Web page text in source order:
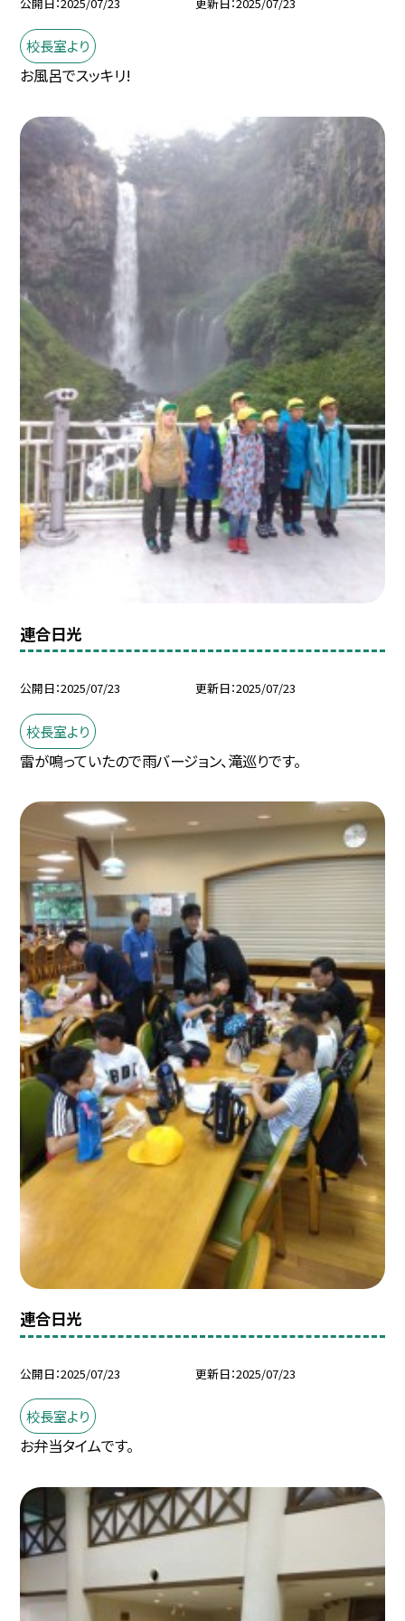
校長室より
お風呂でスッキリ!
連合日光
公開日 2025/07/23 更新日 2025/07/23
校長室より
雷が鳴っていたので雨バージョン、滝巡りです。
連合日光
公開日 2025/07/23 更新日 2025/07/23
校長室より
お弁当タイムです。